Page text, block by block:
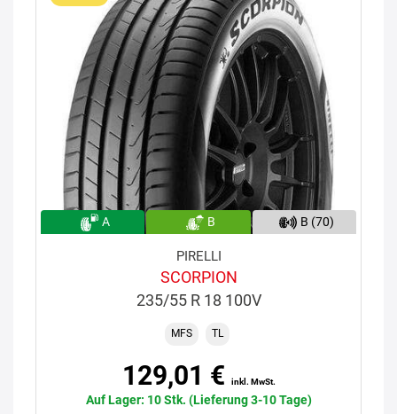
A B B (70)
PIRELLI
SCORPION
235/55 R 18 100V
MFS TL
129,01 € inkl. MwSt.
Auf Lager: 10 Stk. (Lieferung 3-10 Tage)